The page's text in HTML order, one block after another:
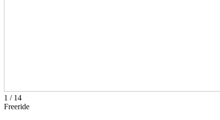
1 / 14
Freeride